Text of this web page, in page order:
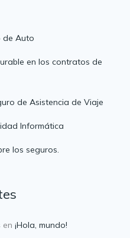
de Auto
en los contratos de
de Asistencia de Viaje
Informática
los seguros.
en ¡Hola, mundo!